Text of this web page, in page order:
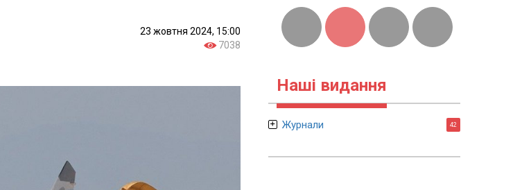
23 жовтня 2024, 15:00
7038
Наші видання
Журнали 42